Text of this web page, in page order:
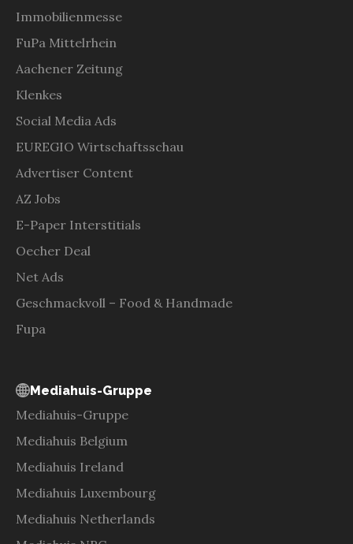
Immobilienmesse
FuPa Mittelrhein
Aachener Zeitung
Klenkes
Social Media Ads
EUREGIO Wirtschaftsschau
Advertiser Content
AZ Jobs
E-Paper Interstitials
Oecher Deal
Net Ads
Geschmackvoll – Food & Handmade
Fupa
Mediahuis-Gruppe
Mediahuis-Gruppe
Mediahuis Belgium
Mediahuis Ireland
Mediahuis Luxembourg
Mediahuis Netherlands